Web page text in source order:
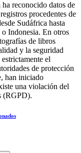
reconocido datos de
procedentes de
Sudáfrica hasta
Indonesia. En otros
de libros
y la seguridad
el
de protección
han iniciado
una violación del
(RGPD).